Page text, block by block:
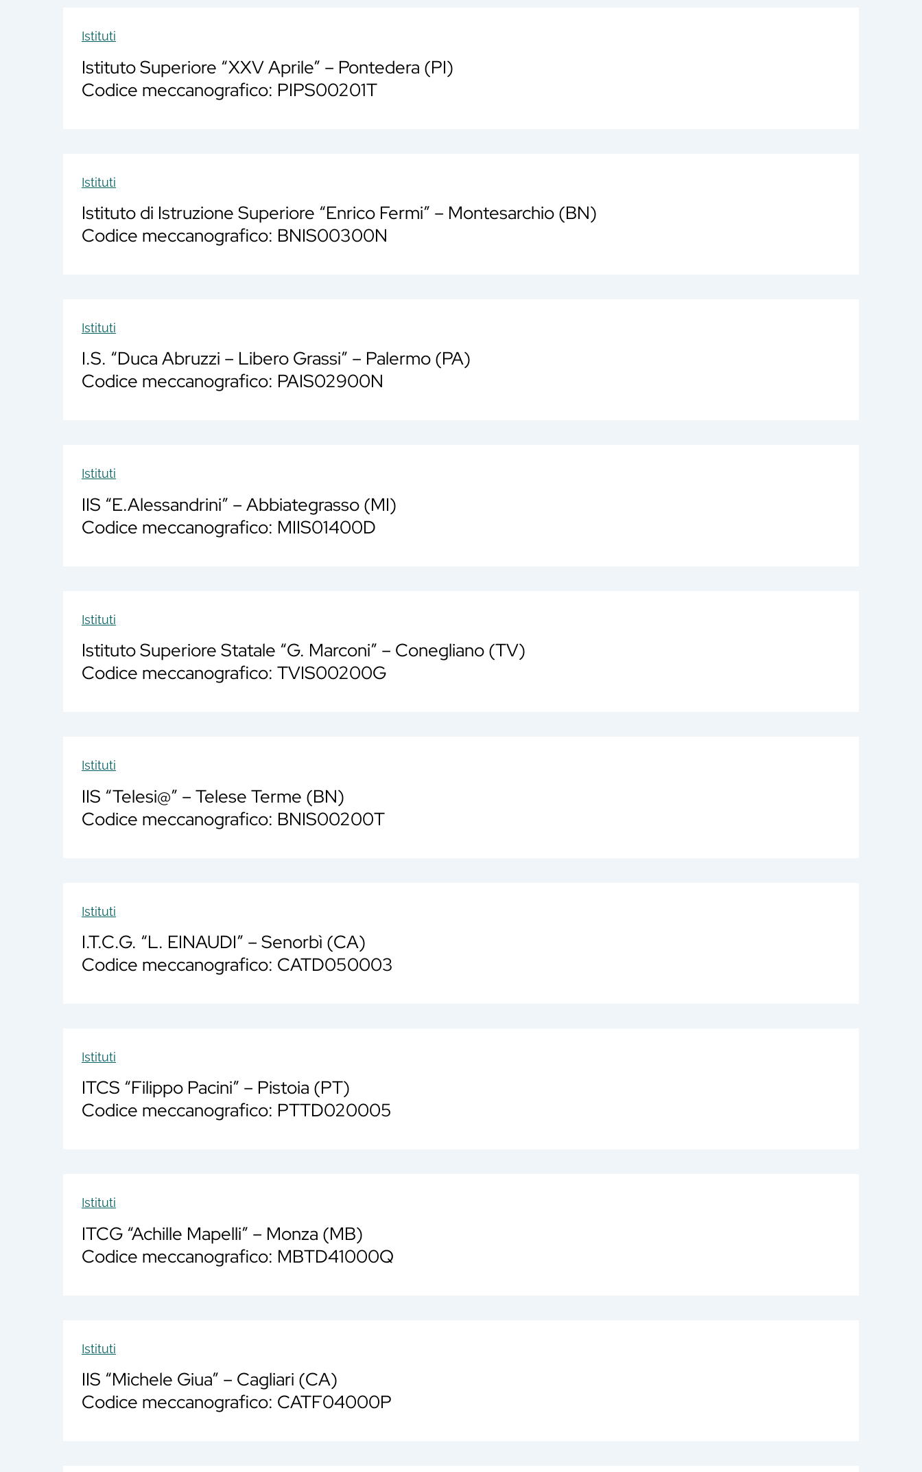
Istituti
Istituto Superiore “XXV Aprile” – Pontedera (PI)
Codice meccanografico: PIPS00201T
Istituti
Istituto di Istruzione Superiore “Enrico Fermi” – Montesarchio (BN)
Codice meccanografico: BNIS00300N
Istituti
I.S. “Duca Abruzzi – Libero Grassi” – Palermo (PA)
Codice meccanografico: PAIS02900N
Istituti
IIS “E.Alessandrini” – Abbiategrasso (MI)
Codice meccanografico: MIIS01400D
Istituti
Istituto Superiore Statale “G. Marconi” – Conegliano (TV)
Codice meccanografico: TVIS00200G
Istituti
IIS “Telesi@” – Telese Terme (BN)
Codice meccanografico: BNIS00200T
Istituti
I.T.C.G. “L. EINAUDI” – Senorbì (CA)
Codice meccanografico: CATD050003
Istituti
ITCS “Filippo Pacini” – Pistoia (PT)
Codice meccanografico: PTTD020005
Istituti
ITCG “Achille Mapelli” – Monza (MB)
Codice meccanografico: MBTD41000Q
Istituti
IIS “Michele Giua” – Cagliari (CA)
Codice meccanografico: CATF04000P